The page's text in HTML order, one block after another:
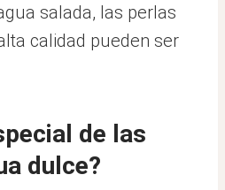
salada, las perlas
calidad pueden ser
de las
dulce?